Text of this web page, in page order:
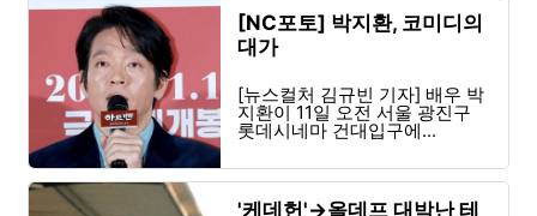
[NC포토] 박지환, 코미디의
대가
[뉴스컬처 김규빈 기자] 배우 박
지환이 11일 오전 서울 광진구
롯데시네마 건대입구에...
'케데헌'→올데프 대박난 테